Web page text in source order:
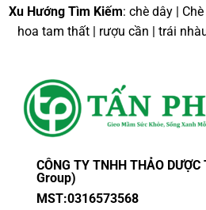
Xu Hướng Tìm Kiếm: chè dây |
hoa tam thất | rượu cần | trái
CÔNG TY TNHH THẢO
Group)
MST:0316573568